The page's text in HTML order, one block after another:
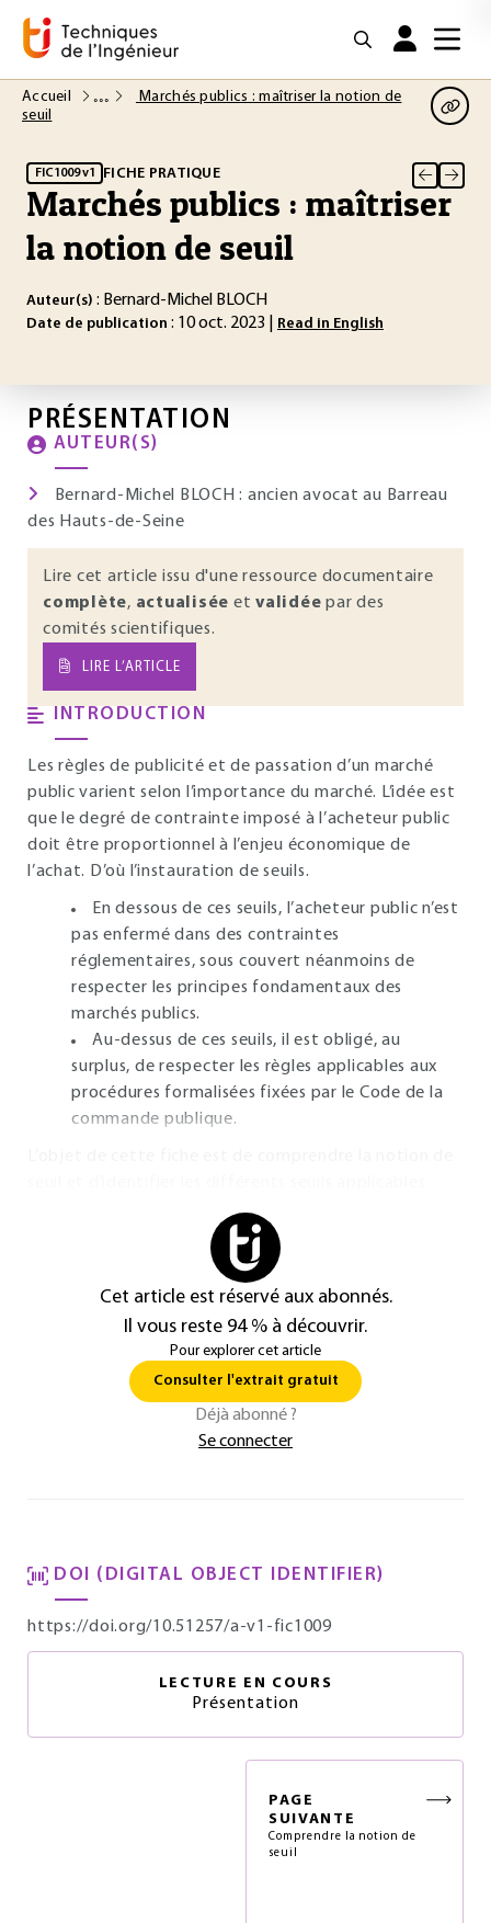
Accueil
Marchés publics : maîtriser la notion de
seuil
FIC1009 v1 FICHE PRATIQUE
Marchés publics : maîtriser
la notion de seuil
Auteur(s) : Bernard-Michel BLOCH
Date de publication : 10 oct. 2023 | Read in English
PRÉSENTATION
AUTEUR(S)
Bernard-Michel BLOCH : ancien avocat au Barreau
des Hauts-de-Seine
Lire cet article issu d'une ressource documentaire
complète, actualisée et validée par des
comités scientifiques.
LIRE L’ARTICLE
INTRODUCTION
Les règles de publicité et de passation d’un marché
public varient selon l’importance du marché. L’idée est
que le degré de contrainte imposé à l’acheteur public
doit être proportionnel à l’enjeu économique de
l’achat. D’où l’instauration de seuils.
En dessous de ces seuils, l’acheteur public n’est
pas enfermé dans des contraintes
réglementaires, sous couvert néanmoins de
respecter les principes fondamentaux des
marchés publics.
Au-dessus de ces seuils, il est obligé, au
surplus, de respecter les règles applicables aux
procédures formalisées fixées par le Code de la
commande publique.
Cet article est réservé aux abonnés.
Il vous reste 94 % à découvrir.
Pour explorer cet article
Consulter l'extrait gratuit
Déjà abonné ?
Se connecter
DOI (DIGITAL OBJECT IDENTIFIER)
https://doi.org/10.51257/a-v1-fic1009
LECTURE EN COURS
Présentation
PAGE
SUIVANTE
Comprendre la notion de
seuil